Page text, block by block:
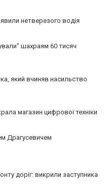
нетверезого водія
шахраям 60 тисяч
який вчиняв насильство
магазин цифрової техніки
Драгусевичем
доріг: викрили заступника